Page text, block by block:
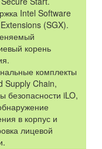
Intel Software
(SGX).
корень
комплекты
Supply Chain,
безопасности iLO,
в корпус и
лицевой